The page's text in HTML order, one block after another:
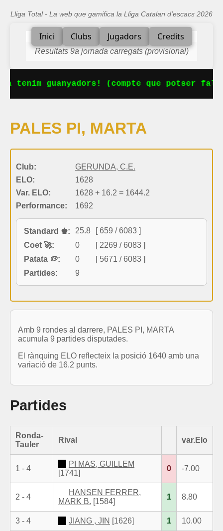
Lliga Total - La web que gamifica la Lliga Catalan d'escacs 2026
Inici Clubs Jugadors Credits
Resultats 9a jornada carregats (provisional)
tenim guanyadors! (compte que potser
PALES PI, MARTA
Club:
GERUNDA, C.E.
ELO:
1628
Var. ELO:
1628 + 16.2 = 1644.2
Performance:
1692
Standard ♚: 25.8
[ 659 / 6083 ]
Coet 🚀:
0
[ 2269 / 6083 ]
Patata 🥔:
0
[ 5671 / 6083 ]
Partides:
9
Amb 9 rondes al darrere, PALES PI, MARTA
acumula 9 partides disputades.
El rànquing ELO reflecteix la posició 1640 amb una
variació de 16.2 punts.
Partides
Ronda-
Tauler
Rival var.Elo
1 - 4
PI MAS, GUILLEM
[1741]
0 -7.00
2 - 4
HANSEN FERRER,
MARK B. [1584]
1 8.80
3 - 4 JIANG , JIN [1626] 1 10.00